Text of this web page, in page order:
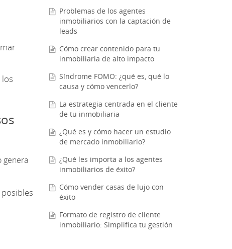
genera
Problemas de los agentes
inmobiliarios con la captación de
leads
Cómo crear contenido para tu
inmobiliaria de alto impacto
Síndrome FOMO: ¿qué es, qué lo
causa y cómo vencerlo?
La estrategia centrada en el cliente
de tu inmobiliaria
¿Qué es y cómo hacer un estudio
de mercado inmobiliario?
¿Qué les importa a los agentes
inmobiliarios de éxito?
Cómo vender casas de lujo con
éxito
Formato de registro de cliente
inmobiliario: Simplifica tu gestión